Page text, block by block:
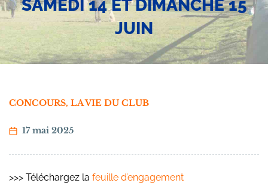
SAMEDI 14 ET DIMANCHE 15
JUIN
CONCOURS, LA VIE DU CLUB
17 mai 2025
>>> Téléchargez la feuille d’engagement